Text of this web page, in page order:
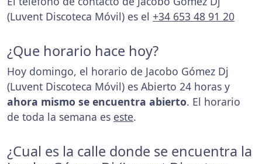
(Luvent Discoteca Móvil) es el +34 653 48 91 20
¿Que horario hace hoy?
Hoy domingo, el horario de Jacobo Gómez Dj
(Luvent Discoteca Móvil) es Abierto 24 horas y
ahora mismo se encuentra abierto. El horario
de toda la semana es este.
¿Cual es la calle donde se encuentra la